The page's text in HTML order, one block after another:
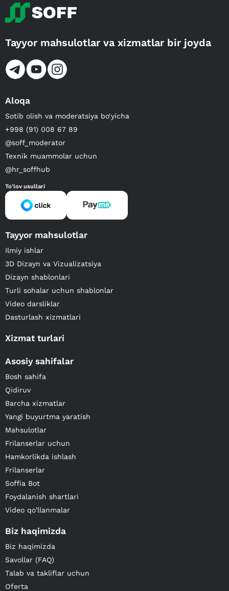
Tayyor mahsulotlar va xizmatlar bir joyda
Aloqa
Sotib olish va moderatsiya bo‘yicha
+998 (91) 008 67 89
@soff_moderator
Texnik muammolar uchun
@hr_soffhub
To'lov usullari
Tayyor mahsulotlar
Ilmiy ishlar
3D Dizayn va Vizualizatsiya
Dizayn shablonlari
Turli sohalar uchun shablonlar
Video darsliklar
Dasturlash xizmatlari
Xizmat turlari
Asosiy sahifalar
Bosh sahifa
Qidiruv
Barcha xizmatlar
Yangi buyurtma yaratish
Mahsulotlar
Frilanserlar uchun
Hamkorlikda ishlash
Frilanserlar
Soffia Bot
Foydalanish shartlari
Video qo'llanmalar
Biz haqimizda
Biz haqimizda
Savollar (FAQ)
Talab va takliflar uchun
Oferta